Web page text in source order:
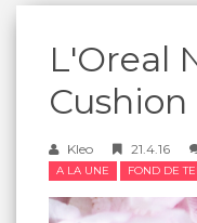
L'Oreal
Kleo 21.4.16
A LA UNE FOND DE